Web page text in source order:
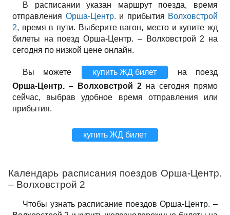
В расписании указан маршрут поезда, время
отправления Орша-Центр. и прибытия Волховстрой
2, время в пути. Выберите вагон, место и купите жд
билеты на поезд Орша-Центр. – Волховстрой 2 на
сегодня по низкой цене онлайн.
Вы можете купить ЖД билет
на поезд
Орша-Центр. – Волховстрой 2 на сегодня прямо
сейчас, выбрав удобное время отправления или
прибытия.
купить ЖД билет
Календарь расписания поездов Орша-Центр.
– Волховстрой 2
Чтобы узнать расписание поездов Орша-Центр. –